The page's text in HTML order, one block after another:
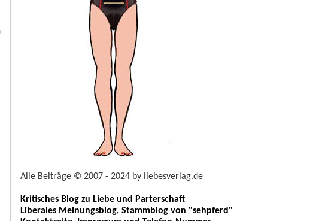
Alle Beiträge © 2007 - 2024 by liebesverlag.de
Kritisches Blog zu Liebe und Parterschaft
Liberales Meinungsblog, Stammblog von "sehpferd"